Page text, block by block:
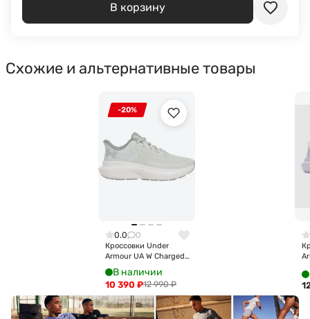
В корзину
Схожие и альтернативные товары
-20%
0.0 0
Кроссовки Under
Armour UA W Charged
Rogue 5 3028262-377
В наличии
12 990₽
10 390 ₽